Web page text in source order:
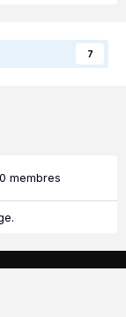
7
0 membres